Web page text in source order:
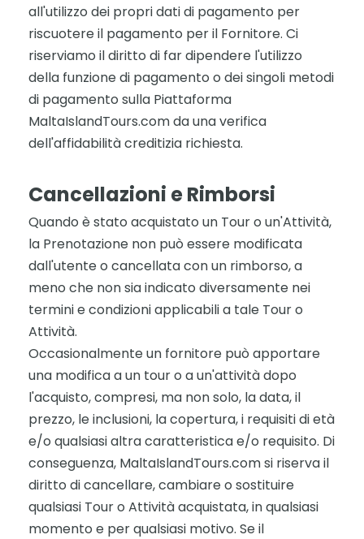
all'utilizzo dei propri dati di pagamento per
riscuotere il pagamento per il Fornitore. Ci
riserviamo il diritto di far dipendere l'utilizzo
della funzione di pagamento o dei singoli metodi
di pagamento sulla Piattaforma
MaltaIslandTours.com da una verifica
dell'affidabilità creditizia richiesta.
Cancellazioni e Rimborsi
Quando è stato acquistato un Tour o un'Attività,
la Prenotazione non può essere modificata
dall'utente o cancellata con un rimborso, a
meno che non sia indicato diversamente nei
termini e condizioni applicabili a tale Tour o
Attività.
Occasionalmente un fornitore può apportare
una modifica a un tour o a un'attività dopo
l'acquisto, compresi, ma non solo, la data, il
prezzo, le inclusioni, la copertura, i requisiti di età
e/o qualsiasi altra caratteristica e/o requisito. Di
conseguenza, MaltaIslandTours.com si riserva il
diritto di cancellare, cambiare o sostituire
qualsiasi Tour o Attività acquistata, in qualsiasi
momento e per qualsiasi motivo. Se il